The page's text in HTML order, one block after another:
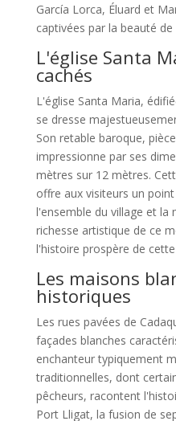
García Lorca, Éluard et
captivées par la beauté
L'église Santa
cachés
L'église Santa Maria,
se dresse
Son retable baroque,
impressionne par ses
mètres sur 12 mètres.
offre aux visiteurs un
l'ensemble du village et la
richesse artistique de ce
l'histoire prospère de
Les maisons
historiques
Les rues pavées de
façades blanches
enchanteur typiquement
traditionnelles, dont
pêcheurs, racontent
Port Lligat, la fusion de